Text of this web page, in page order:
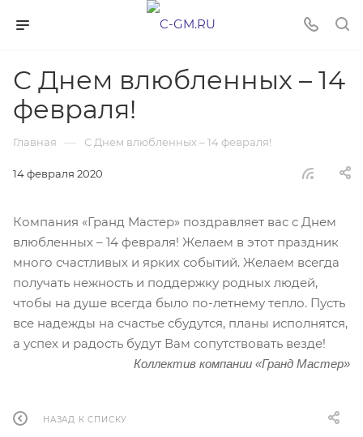
С Днем влюбленных – 14
февраля!
Главная — С Днем влюбленных – 14 февраля!
14 февраля 2020
Компания «Гранд Мастер» поздравляет вас с Днем
влюбленных – 14 февраля! Желаем в этот праздник
много счастливых и ярких событий. Желаем всегда
получать нежность и поддержку родных людей,
чтобы на душе всегда было по-летнему тепло. Пусть
все надежды на счастье сбудутся, планы исполнятся,
а успех и радость будут Вам сопутствовать везде!
Коллектив компании «Гранд Мастер»
НАЗАД К СПИСКУ